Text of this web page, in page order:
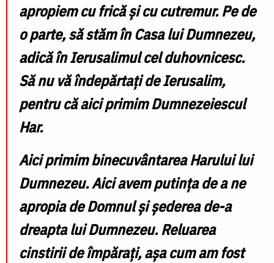
apropiem cu frică și cu cutremur. Pe de
o parte, să stăm în Casa lui Dumnezeu,
adică în Ierusalimul cel duhovnicesc.
Să nu vă îndepărtați de Ierusalim,
pentru că aici primim Dumnezeiescul
Har.
Aici primim binecuvântarea Harului lui
Dumnezeu. Aici avem putința de a ne
apropia de Domnul și șederea de-a
dreapta lui Dumnezeu. Reluarea
cinstirii de împărați, așa cum am fost